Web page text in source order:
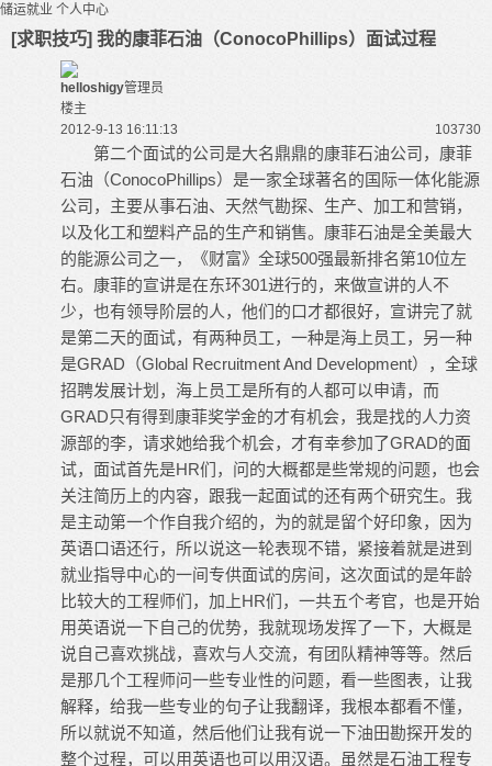
储运就业 个人中心
[求职技巧] 我的康菲石油（ConocoPhillips）面试过程
helloshigy管理员
楼主
2012-9-13 16:11:13
103730
第二个面试的公司是大名鼎鼎的康菲石油公司，康菲
石油（ConocoPhillips）是一家全球著名的国际一体化能源
公司，主要从事石油、天然气勘探、生产、加工和营销，
以及化工和塑料产品的生产和销售。康菲石油是全美最大
的能源公司之一，《财富》全球500强最新排名第10位左
右。康菲的宣讲是在东环301进行的，来做宣讲的人不
少，也有领导阶层的人，他们的口才都很好，宣讲完了就
是第二天的面试，有两种员工，一种是海上员工，另一种
是GRAD（Global Recruitment And Development），全球
招聘发展计划，海上员工是所有的人都可以申请，而
GRAD只有得到康菲奖学金的才有机会，我是找的人力资
源部的李，请求她给我个机会，才有幸参加了GRAD的面
试，面试首先是HR们，问的大概都是些常规的问题，也会
关注简历上的内容，跟我一起面试的还有两个研究生。我
是主动第一个作自我介绍的，为的就是留个好印象，因为
英语口语还行，所以说这一轮表现不错，紧接着就是进到
就业指导中心的一间专供面试的房间，这次面试的是年龄
比较大的工程师们，加上HR们，一共五个考官，也是开始
用英语说一下自己的优势，我就现场发挥了一下，大概是
说自己喜欢挑战，喜欢与人交流，有团队精神等等。然后
是那几个工程师问一些专业性的问题，看一些图表，让我
解释，给我一些专业的句子让我翻译，我根本都看不懂，
所以就说不知道，然后他们让我有说一下油田勘探开发的
整个过程，可以用英语也可以用汉语。虽然是石油工程专